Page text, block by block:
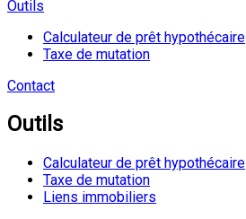
Outils
Calculateur de prêt hypothécaire
Taxe de mutation
Contact
Outils
Calculateur de prêt hypothécaire
Taxe de mutation
Liens immobiliers